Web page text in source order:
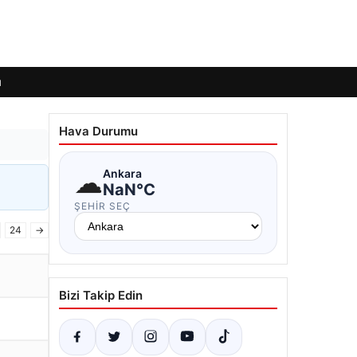
24 →
Hava Durumu
☁Ankara
NaN°C
ŞEHIR SEÇ
Bizi Takip Edin